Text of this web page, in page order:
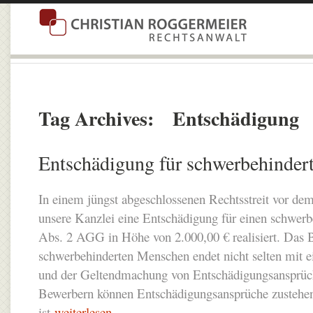
Tag Archives: Entschädigung
Entschädigung für
In einem jüngst abgeschlossenen Rechtsstreit vor
unsere Kanzlei eine Entschädigung für einen
Abs. 2 AGG in Höhe von 2.000,00 € realisiert. Das
schwerbehinderten Menschen endet nicht selten mit
und der Geltendmachung von
Bewerbern können Entschädigungsansprüche